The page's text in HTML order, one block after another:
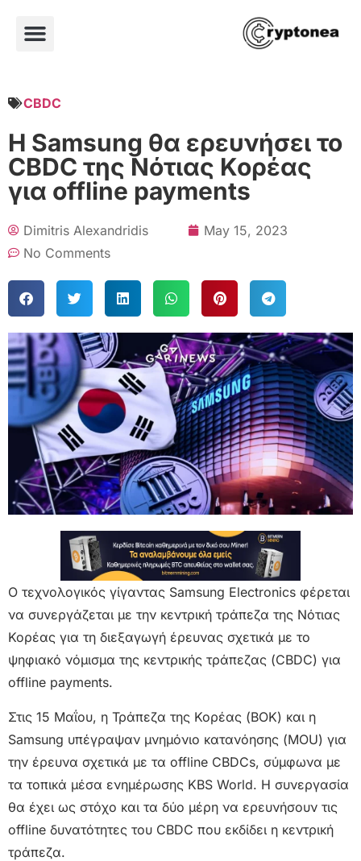
CBDC
Η Samsung θα ερευνήσει το
CBDC της Νότιας Κορέας
για offline payments
Dimitris Alexandridis
May 15, 2023
No Comments
Ο τεχνολογικός γίγαντας Samsung Electronics φέρεται
να συνεργάζεται με την κεντρική τράπεζα της Νότιας
Κορέας για τη διεξαγωγή έρευνας σχετικά με το
ψηφιακό νόμισμα της κεντρικής τράπεζας (CBDC) για
offline payments.
Στις 15 Μαΐου, η Τράπεζα της Κορέας (BOK) και η
Samsung υπέγραψαν μνημόνιο κατανόησης (MOU) για
την έρευνα σχετικά με τα offline CBDCs, σύμφωνα με
τα τοπικά μέσα ενημέρωσης KBS World. Η συνεργασία
θα έχει ως στόχο και τα δύο μέρη να ερευνήσουν τις
offline δυνατότητες του CBDC που εκδίδει η κεντρική
τράπεζα.